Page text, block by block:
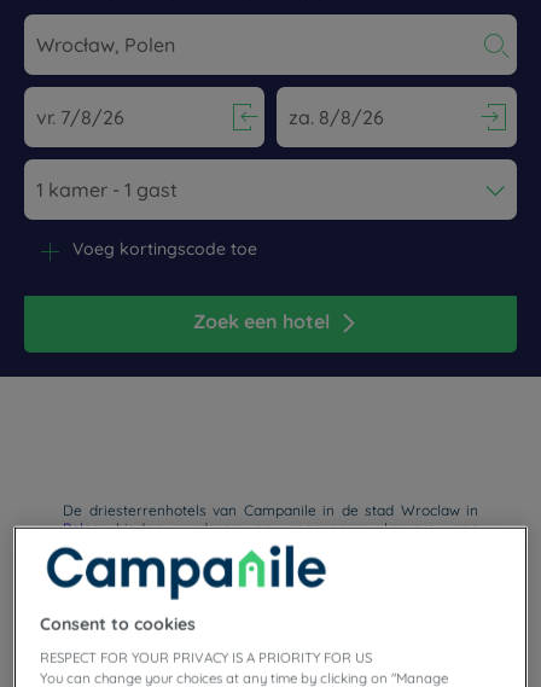
Navigate forward to interact with the calendar and select a
Navigate backward to interact
Zoek een hotel
Voeg kortingscode toe
De driesterrenhotels van Campanile in de stad Wroclaw in
Polenbieden moderne en aangename kamers, een
kwaliteitsrestaurant, gratis wifi, vergaderruimtes en
parkeergelegenheid.
Consent to cookies
RESPECT FOR YOUR PRIVACY IS A PRIORITY FOR US
You can change your choices at any time by clicking on "Manage